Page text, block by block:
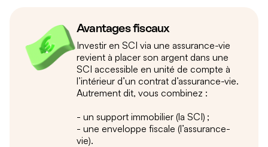
Avantages fiscaux
Investir en SCI via une assurance-vie
revient à placer son argent dans une
SCI accessible en unité de compte à
l’intérieur d’un contrat d’assurance-vie.
Autrement dit, vous combinez :
- un support immobilier (la SCI) ;
- une enveloppe fiscale (l’assurance-
vie).